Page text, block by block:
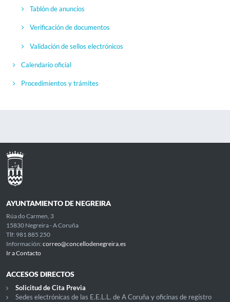
Tablón de anuncios
Verificación de documentos
Validación de sellos electrónicos
Calendario oficial
Procedimientos y trámites
AYUNTAMIENTO DE NEGREIRA
Rúa do Carmen, 3
15830 Negreira - A Coruña
Tlf: 981 885 250
Información: correo@concellodenegreira.es
Ir a Contacto
ACCESOS DIRECTOS
Solicitud de Cita Previa
Sedes electrónicas de las E.E.L.L. de A Coruña y oficinas de registro